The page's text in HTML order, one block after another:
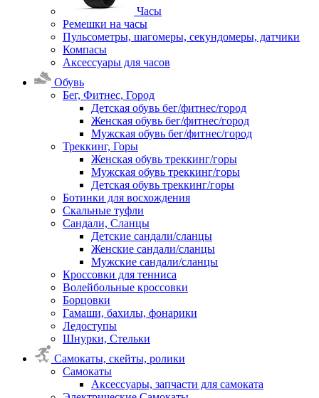
Часы
Ремешки на часы
Пульсометры, шагомеры, секундомеры, датчики
Компасы
Аксессуары для часов
Обувь
Бег, Фитнес, Город
Детская обувь бег/фитнес/город
Женская обувь бег/фитнес/город
Мужская обувь бег/фитнес/город
Треккинг, Горы
Женская обувь треккинг/горы
Мужская обувь треккинг/горы
Детская обувь треккинг/горы
Ботинки для восхождения
Скальные туфли
Сандали, Сланцы
Детские сандали/сланцы
Женские сандали/сланцы
Мужские сандали/сланцы
Кроссовки для тенниса
Волейбольные кроссовки
Борцовки
Гамаши, бахилы, фонарики
Ледоступы
Шнурки, Стельки
Самокаты, скейты, ролики
Самокаты
Аксессуары, запчасти для самоката